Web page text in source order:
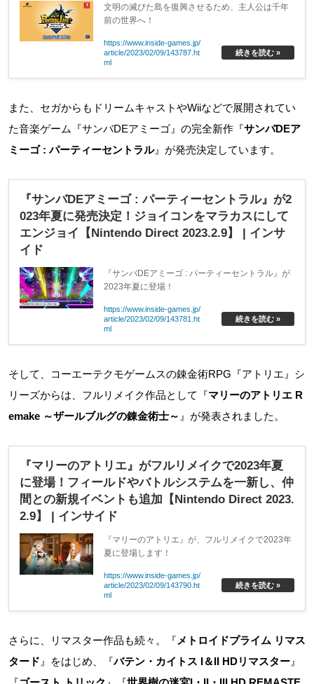
文明の滅びた島を復興させるため、主人公は千年
前の世界へ！
https://www.inside-games.jp/
article/2023/02/09/143787.ht
ml
続きを読む »
また、セガからもドリームキャストやWiiなどで展開されてい
た音楽ゲーム『サンバDEアミーゴ』の完全新作『サンバDEア
ミーゴ : パーティーセントラル』が発売決定しています。
『サンバDEアミーゴ : パーティーセントラル』が2
023年夏に発売決定！ジョイコンをマラカスにして
エンジョイ【Nintendo Direct 2023.2.9】 | インサ
イド
『サンバDEアミーゴ : パーティーセントラル』が
2023年夏に登場！
https://www.inside-games.jp/
article/2023/02/09/143781.ht
ml
続きを読む »
そして、コーエーテクモゲームスの錬金術RPG『アトリエ』シ
リーズからは、フルリメイク作品として『マリーのアトリエ R
emake ～ザールブルグの錬金術士～ 』が発表されました。
『マリーのアトリエ』がフルリメイクで2023年夏
に登場！フィールドやバトルシステムを一新し、仲
間との新規イベントも追加【Nintendo Direct 2023.
2.9】 | インサイド
『マリーのアトリエ』が、フルリメイクで2023年
夏に登場します！
https://www.inside-games.jp/
article/2023/02/09/143790.ht
ml
続きを読む »
さらに、リマスター作品も続々。『 メトロイドプライム リマス
タード 』をはじめ、『バテン・カイトス I＆II HDリマスター 』